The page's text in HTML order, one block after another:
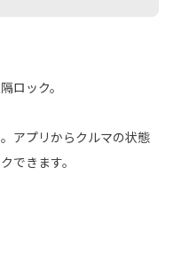
ロック。
アプリからクルマの状態
できます。